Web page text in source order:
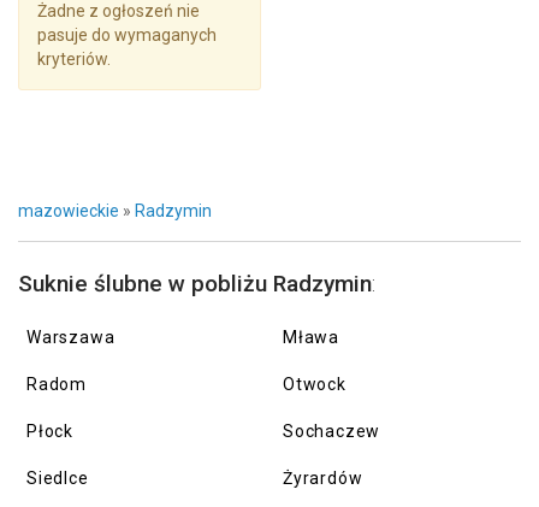
Żadne z ogłoszeń nie
pasuje do wymaganych
kryteriów.
mazowieckie » Radzymin
Suknie ślubne w pobliżu Radzymin:
Warszawa
Radom
Płock
Siedlce
Mława
Otwock
Sochaczew
Żyrardów